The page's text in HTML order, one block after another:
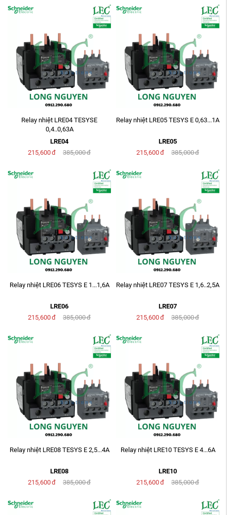
Relay nhiệt LRE04 TESYSE
0,4..0,63A
LRE04
215,600đ 385,000đ
Relay nhiệt LRE05 TESYS E 0,63...1A
LRE05
215,600đ 385,000đ
Relay nhiệt LRE06 TESYS E 1...1,6A
LRE06
215,600đ 385,000đ
Relay nhiệt LRE07 TESYS E 1,6..2,5A
LRE07
215,600đ 385,000đ
Relay nhiệt LRE08 TESYS E 2,5...4A
LRE08
215,600đ 385,000đ
Relay nhiệt LRE10 TESYS E 4...6A
LRE10
215,600đ 385,000đ